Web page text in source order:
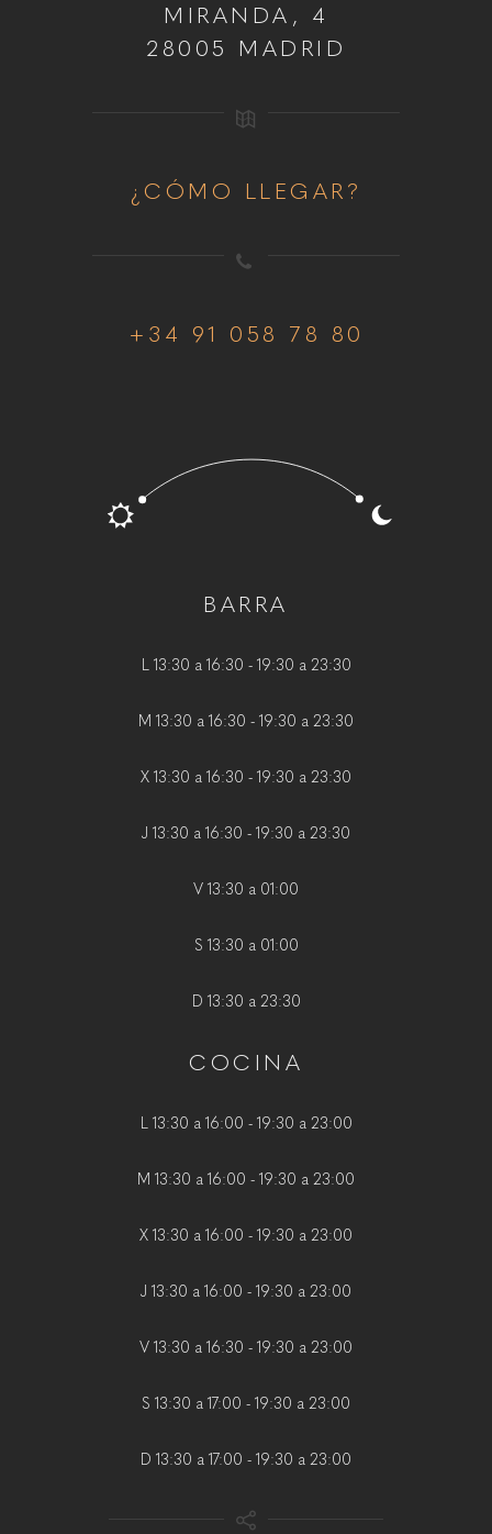
MIRANDA, 4
28005 MADRID
¿CÓMO LLEGAR?
+34 91 058 78 80
BARRA
L 13:30 a 16:30 - 19:30 a 23:30
M 13:30 a 16:30 - 19:30 a 23:30
X 13:30 a 16:30 - 19:30 a 23:30
J 13:30 a 16:30 - 19:30 a 23:30
V 13:30 a 01:00
S 13:30 a 01:00
D 13:30 a 23:30
COCINA
L 13:30 a 16:00 - 19:30 a 23:00
M 13:30 a 16:00 - 19:30 a 23:00
X 13:30 a 16:00 - 19:30 a 23:00
J 13:30 a 16:00 - 19:30 a 23:00
V 13:30 a 16:30 - 19:30 a 23:00
S 13:30 a 17:00 - 19:30 a 23:00
D 13:30 a 17:00 - 19:30 a 23:00